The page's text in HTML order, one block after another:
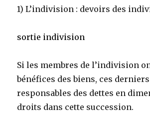
1) L’indivision : devoirs des
sortie indivision
Si les membres de l’indivision
bénéfices des biens, ces
responsables des dettes en
droits dans cette succession.